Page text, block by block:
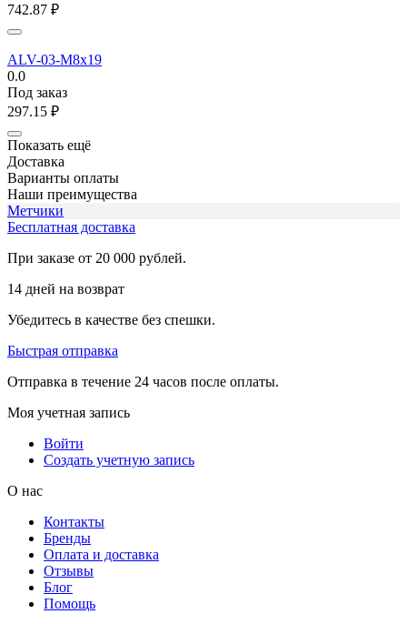
742.87 ₽
ALV-03-M8x19
0.0
Под заказ
297.15 ₽
Показать ещё
Доставка
Варианты оплаты
Наши преимущества
Метчики
Бесплатная доставка
При заказе от 20 000 рублей.
14 дней на возврат
Убедитесь в качестве без спешки.
Быстрая отправка
Отправка в течение 24 часов после оплаты.
Моя учетная запись
Войти
Создать учетную запись
О нас
Контакты
Бренды
Оплата и доставка
Отзывы
Блог
Помощь